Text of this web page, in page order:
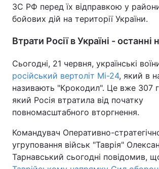
ЗС РФ перед їх відправкою у
бойових дій на території України.
Втрати Росії в Україні - останні
Сьогодні, 21 червня, українські
російський вертоліт Мі-24, який в
називають "Крокодил". Це вже 307
який Росія втратила від початку
повномасштабного вторгнення.
Командувач Оперативно-
угруповання військ "Таврія"
Тарнавський сьогодні повідомив,